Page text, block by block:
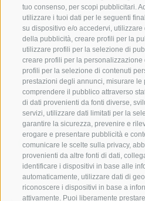
tuo consenso, per scopi pubblicitari.
utilizzare i tuoi dati per le seguenti
su dispositivo e/o accedervi,
della pubblicità, creare profili per la
utilizzare profili per la selezione di
creare profili per la personalizzazione
profili per la selezione di contenuti
prestazioni degli annunci, misurare le
comprendere il pubblico attraverso
di dati provenienti da fonti diverse,
servizi, utilizzare dati limitati per la
garantire la sicurezza, prevenire e
erogare e presentare pubblicità e
comunicare le scelte sulla privacy,
provenienti da altre fonti di dati,
identificare i dispositivi in base alle
automaticamente, utilizzare dati di
riconoscere i dispositivi in base a
attivamente. Puoi liberamente
Schennerhof
Hotel Schennerhof vicino a
Ristorante
Ristorante a Scena presso
Christophs
Il vostro hotel B&B a Scena - la